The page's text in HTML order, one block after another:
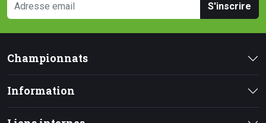
S'inscrire
Championnats
Information